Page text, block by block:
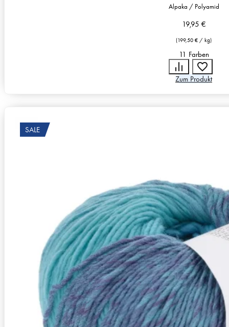
Alpaka / Polyamid
19,95 €
(199,50 € / kg)
11 Farben
Zum Produkt
SALE
Zusammensetzung
100% Schurwolle (Merino extrafine
Lauflänge
~170m / 50g
Nadelstärke
Ø 4,5-5 mm
Garnstärke
Worsted